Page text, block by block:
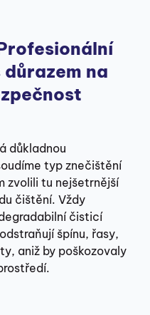
na
důkladnou
typ znečištění
zvolili tu nejšetrnější
čištění. Vždy
čisticí
špínu, řasy,
aniž by poškozovaly